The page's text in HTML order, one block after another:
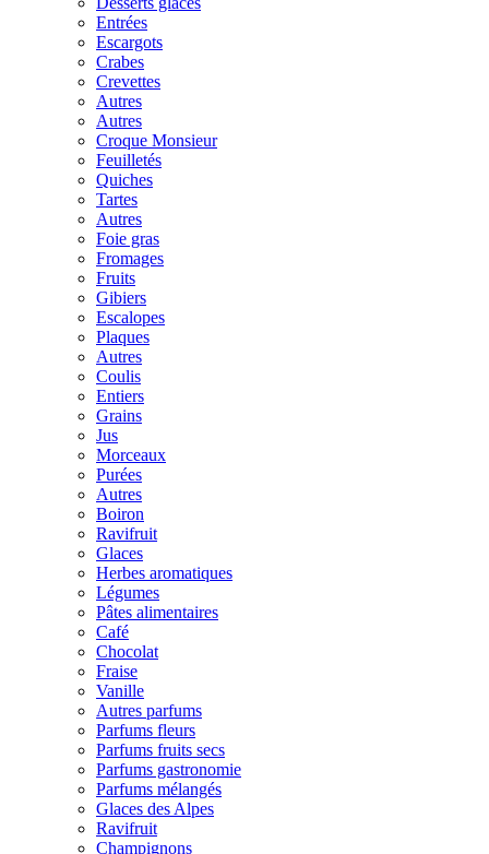
Entrées
Escargots
Crabes
Crevettes
Autres
Autres
Croque Monsieur
Feuilletés
Quiches
Tartes
Autres
Foie gras
Fromages
Fruits
Gibiers
Escalopes
Plaques
Autres
Coulis
Entiers
Grains
Jus
Morceaux
Purées
Autres
Boiron
Ravifruit
Glaces
Herbes aromatiques
Légumes
Pâtes alimentaires
Café
Chocolat
Fraise
Vanille
Autres parfums
Parfums fleurs
Parfums fruits secs
Parfums gastronomie
Parfums mélangés
Glaces des Alpes
Ravifruit
Champignons